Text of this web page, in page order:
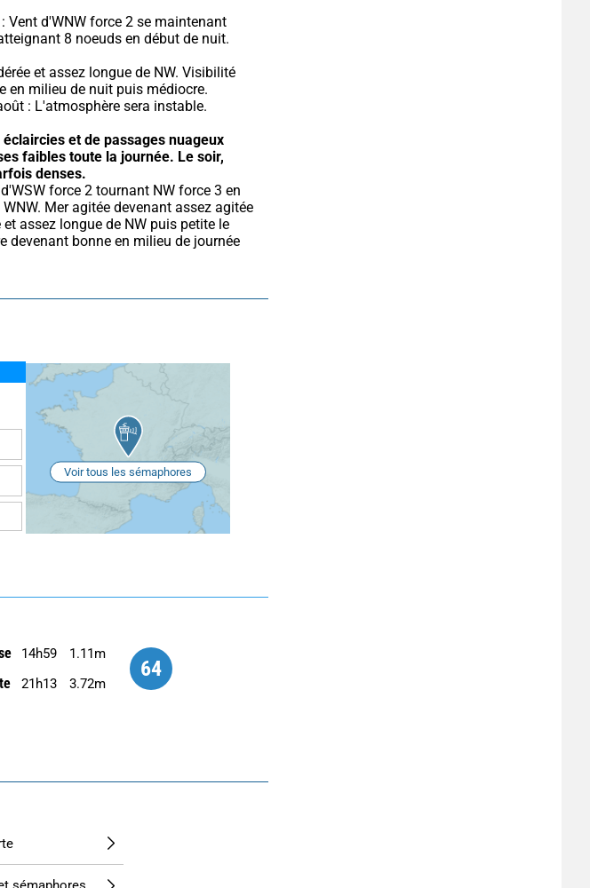
Vent d'WNW force 2 se maintenant
8 noeuds en début de nuit.
et assez longue de NW. Visibilité
en milieu de nuit puis médiocre.
: L'atmosphère sera instable.
et de passages nuageux
faibles toute la journée. Le soir,
denses.
Mer agitée devenant assez agitée
et assez longue de NW puis petite le
devenant bonne en milieu de journée
Voir tous les sémaphores
64
14h59 1.11m
21h13 3.72m